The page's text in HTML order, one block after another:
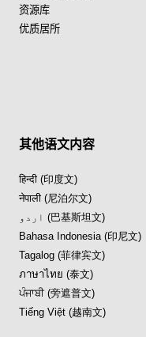
资源库
优质居所
其他语文内容
हिन्दी (印度文)
नेपाली (尼泊尔文)
اردو (巴基斯坦文)
Bahasa Indonesia (印尼文)
Tagalog (菲律宾文)
ภาษาไทย (泰文)
ਪੰਜਾਬੀ (旁遮普文)
Tiếng Việt (越南文)